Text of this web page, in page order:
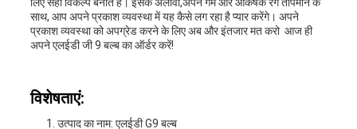
लिए सही विकल्प बनाते हैं। इसके अलावा,अपने गर्म और आकर्षक रंग तापमान के
साथ, आप अपने प्रकाश व्यवस्था में यह कैसे लग रहा है प्यार करेंगे। अपने
प्रकाश व्यवस्था को अपग्रेड करने के लिए अब और इंतजार मत करो ️ आज ही
अपने एलईडी जी 9 बल्ब का ऑर्डर करें!
विशेषताएं:
उत्पाद का नाम: एलईडी G9 बल्ब